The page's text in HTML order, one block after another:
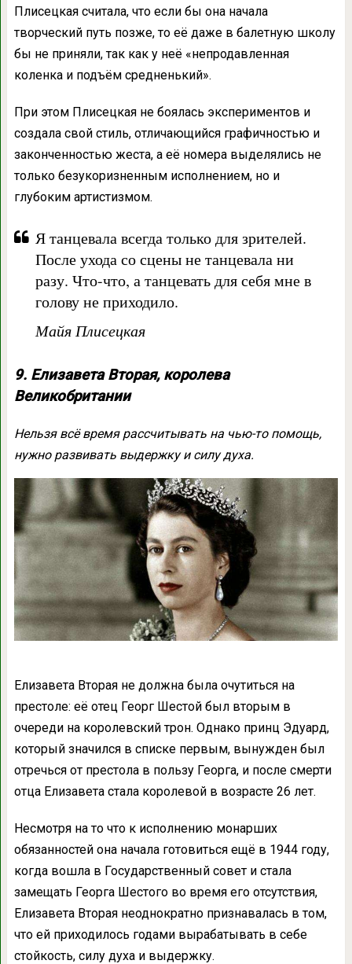
Плисецкая считала, что если бы она начала
творческий путь позже, то её даже в балетную школу
бы не приняли, так как у неё «непродавленная
коленка и подъём средненький».
При этом Плисецкая не боялась экспериментов и
создала свой стиль, отличающийся графичностью и
законченностью жеста, а её номера выделялись не
только безукоризненным исполнением, но и
глубоким артистизмом.
Я танцевала всегда только для зрителей.
После ухода со сцены не танцевала ни
разу. Что-что, а танцевать для себя мне в
голову не приходило.
Майя Плисецкая
9. Елизавета Вторая, королева
Великобритании
Нельзя всё время рассчитывать на чью-то помощь,
нужно развивать выдержку и силу духа.
Елизавета Вторая не должна была очутиться на
престоле: её отец Георг Шестой был вторым в
очереди на королевский трон. Однако принц Эдуард,
который значился в списке первым, вынужден был
отречься от престола в пользу Георга, и после смерти
отца Елизавета стала королевой в возрасте 26 лет.
Несмотря на то что к исполнению монарших
обязанностей она начала готовиться ещё в 1944 году,
когда вошла в Государственный совет и стала
замещать Георга Шестого во время его отсутствия,
Елизавета Вторая неоднократно признавалась в том,
что ей приходилось годами вырабатывать в себе
стойкость, силу духа и выдержку.